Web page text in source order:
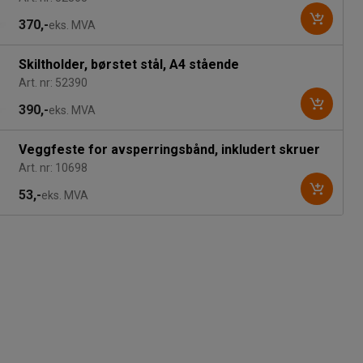
370,-eks. MVA
Skiltholder, børstet stål, A4 stående
Art. nr: 52390
390,-eks. MVA
Veggfeste for avsperringsbånd, inkludert skruer
Art. nr: 10698
53,-eks. MVA